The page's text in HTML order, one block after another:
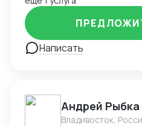
Написать
Андрей Рыбка
Владивосток,